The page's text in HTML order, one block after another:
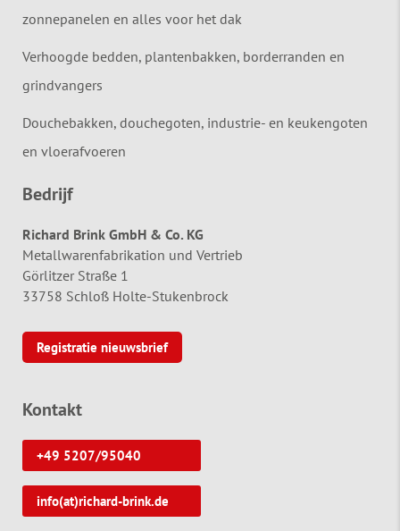
zonnepanelen en alles voor het dak
Verhoogde bedden, plantenbakken, borderranden en
grindvangers
Douchebakken, douchegoten, industrie- en keukengoten
en vloerafvoeren
Bedrijf
Richard Brink GmbH & Co. KG
Metallwarenfabrikation und Vertrieb
Görlitzer Straße 1
33758 Schloß Holte-Stukenbrock
Registratie nieuwsbrief
Kontakt
+49 5207/95040
info(at)richard-brink.de